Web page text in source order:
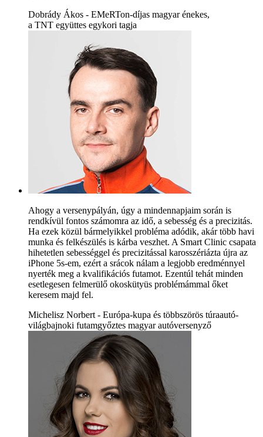
Dobrády Ákos - EMeRTon-díjas magyar énekes,
a TNT együttes egykori tagja
Ahogy a versenypályán, úgy a mindennapjaim során is
rendkívül fontos számomra az idő, a sebesség és a precizitás.
Ha ezek közül bármelyikkel probléma adódik, akár több havi
munka és felkészülés is kárba veszhet. A Smart Clinic csapata
hihetetlen sebességgel és precizitással karosszériázta újra az
iPhone 5s-em, ezért a srácok nálam a legjobb eredménnyel
nyerték meg a kvalifikációs futamot. Ezentúl tehát minden
esetlegesen felmerülő okoskütyüs problémámmal őket
keresem majd fel.
Michelisz Norbert - Európa-kupa és többszörös túraautó-
világbajnoki futamgyőztes magyar autóversenyző